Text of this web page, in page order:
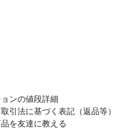
ンの値段詳細
引法に基づく表記（返品等）
を友達に教える